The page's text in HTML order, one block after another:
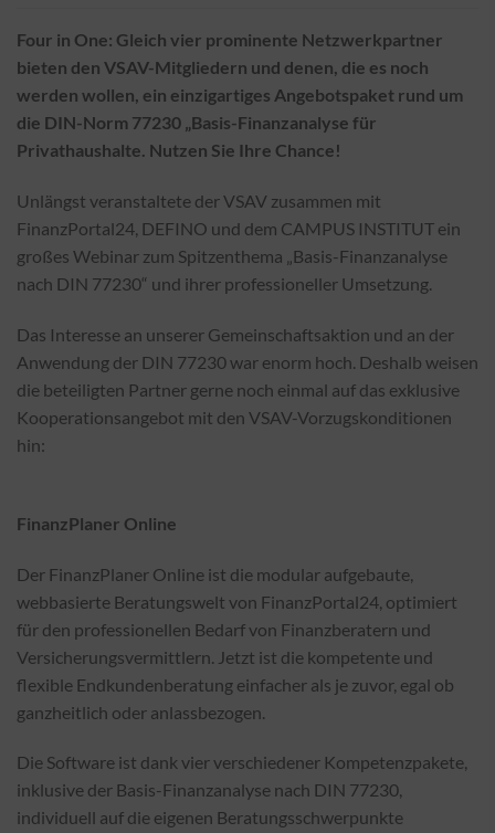
Four in One: Gleich vier prominente Netzwerkpartner
bieten den VSAV-Mitgliedern und denen, die es noch
werden wollen, ein einzigartiges Angebotspaket rund um
die DIN-Norm 77230 „Basis-Finanzanalyse für
Privathaushalte. Nutzen Sie Ihre Chance!
Unlängst veranstaltete der VSAV zusammen mit
FinanzPortal24, DEFINO und dem CAMPUS INSTITUT ein
großes Webinar zum Spitzenthema „Basis-Finanzanalyse
nach DIN 77230“ und ihrer professioneller Umsetzung.
Das Interesse an unserer Gemeinschaftsaktion und an der
Anwendung der DIN 77230 war enorm hoch. Deshalb weisen
die beteiligten Partner gerne noch einmal auf das exklusive
Kooperationsangebot mit den VSAV-Vorzugskonditionen
hin:
FinanzPlaner Online
Der FinanzPlaner Online ist die modular aufgebaute,
webbasierte Beratungswelt von FinanzPortal24, optimiert
für den professionellen Bedarf von Finanzberatern und
Versicherungsvermittlern. Jetzt ist die kompetente und
flexible Endkundenberatung einfacher als je zuvor, egal ob
ganzheitlich oder anlassbezogen.
Die Software ist dank vier verschiedener Kompetenzpakete,
inklusive der Basis-Finanzanalyse nach DIN 77230,
individuell auf die eigenen Beratungsschwerpunkte